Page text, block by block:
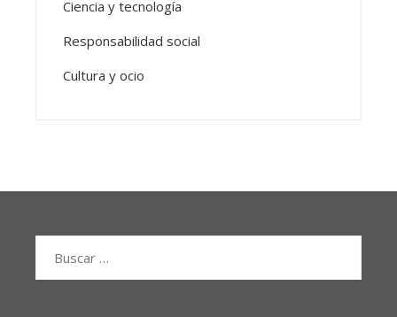
Ciencia y tecnología
Responsabilidad social
Cultura y ocio